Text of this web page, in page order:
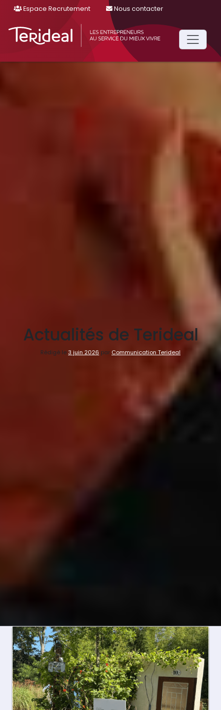
Espace Recrutement Nous contacter
Main
Navigation
Actualités de Terideal
Rédigé le3 juin 2026 par Communication Terideal